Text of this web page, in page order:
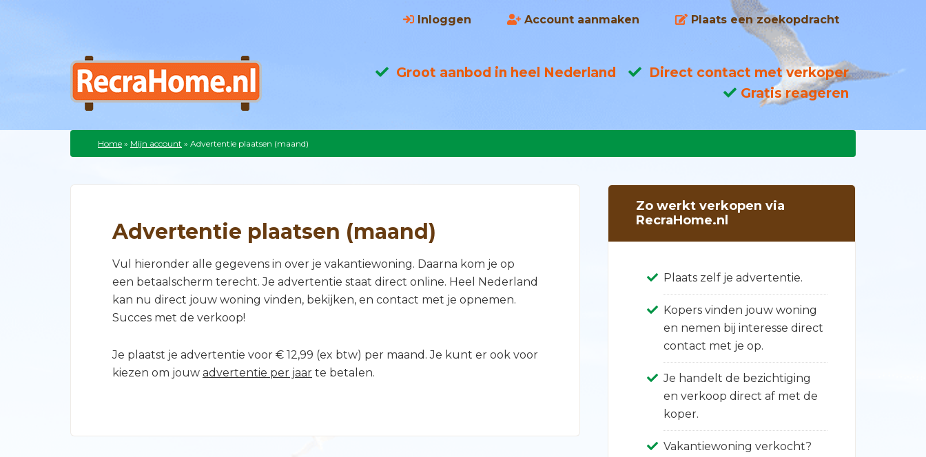
Inloggen Account aanmaken Plaats een zoekopdracht
Groot aanbod in heel Nederland
Direct contact met verkoper
Gratis reageren
Home » Mijn account » Advertentie plaatsen (maand)
Advertentie plaatsen (maand)
Vul hieronder alle gegevens in over je vakantiewoning. Daarna kom je op
een betaalscherm terecht. Je advertentie staat direct online. Heel Nederland
kan nu direct jouw woning vinden, bekijken, en contact met je opnemen.
Succes met de verkoop!
Je plaatst je advertentie voor € 12,99 (ex btw) per maand. Je kunt er ook voor
kiezen om jouw advertentie per jaar te betalen.
Zo werkt verkopen via
RecraHome.nl
Plaats zelf je advertentie.
Kopers vinden jouw woning
en nemen bij interesse direct
contact met je op.
Je handelt de bezichtiging
en verkoop direct af met de
koper.
Vakantiewoning verkocht?